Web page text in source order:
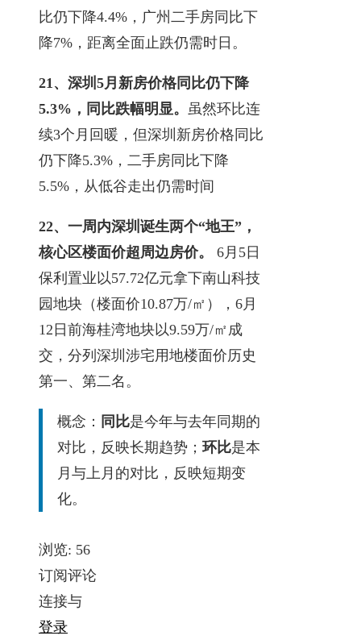
比仍下降4.4%，广州二手房同比下
降7%，距离全面止跌仍需时日。
21、深圳5月新房价格同比仍下降
5.3%，同比跌幅明显。 虽然环比连
续3个月回暖，但深圳新房价格同比
仍下降5.3%，二手房同比下降
5.5%，从低谷走出仍需时间
22、一周内深圳诞生两个“地王”，
核心区楼面价超周边房价。
6月5日
保利置业以57.72亿元拿下南山科技
园地块（楼面价10.87万/㎡），6月
12日前海桂湾地块以9.59万/㎡成
交，分列深圳涉宅用地楼面价历史
第一、第二名。
概念： 同比是今年与去年同期的
对比，反映长期趋势； 环比是本
月与上月的对比，反映短期变
化。
浏览: 56
订阅评论
连接与
登录